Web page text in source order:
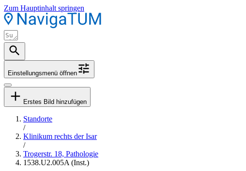
Zum Hauptinhalt springen
Einstellungsmenü öffnen
Erstes Bild hinzufügen
Standorte
/
Klinikum rechts der Isar
/
Trogerstr. 18, Pathologie
1538.U2.005A (Inst.)